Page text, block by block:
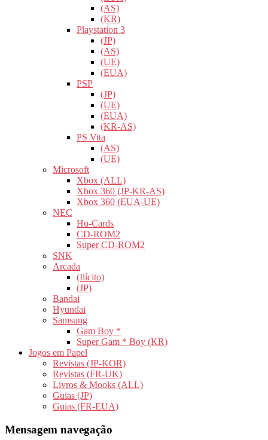
(AS)
(KR)
Playstation 3
(JP)
(AS)
(UE)
(EUA)
PSP
(JP)
(UE)
(EUA)
(KR-AS)
PS Vita
(AS)
(UE)
Microsoft
Xbox (ALL)
Xbox 360 (JP-KR-AS)
Xbox 360 (EUA-UE)
NEC
Hu-Cards
CD-ROM2
Super CD-ROM2
SNK
Arcada
(Ilícito)
(JP)
Bandai
Hyundai
Samsung
Gam Boy *
Super Gam * Boy (KR)
Jogos em Papel
Revistas (JP-KOR)
Revistas (FR-UK)
Livros & Mooks (ALL)
Guias (JP)
Guias (FR-EUA)
Mensagem navegação